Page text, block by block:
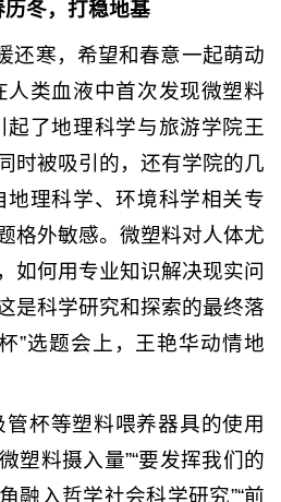
历冬，打稳地基
还寒，希望和春意一起萌动
人类血液中首次发现微塑料
起了地理科学与旅游学院王
时被吸引的，还有学院的几
地理科学、环境科学相关专
格外敏感。微塑料对人体尤
如何用专业知识解决现实问
是科学研究和探索的最终落
”选题会上，王艳华动情地
管杯等塑料喂养器具的使用
塑料摄入量”“要发挥我们的
融入哲学社会科学研究”“前